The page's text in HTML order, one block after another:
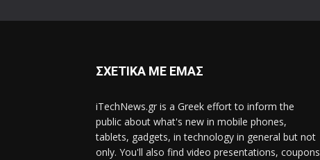
ΣΧΕΤΙΚΑ ΜΕ ΕΜΑΣ
iTechNews.gr is a Greek effort to inform the
public about what's new in mobile phones,
tablets, gadgets, in technology in general but not
only. You'll also find video presentations, coupons